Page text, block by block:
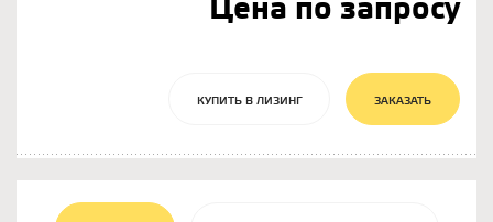
Цена по запросу
КУПИТЬ В ЛИЗИНГ ЗАКАЗАТЬ